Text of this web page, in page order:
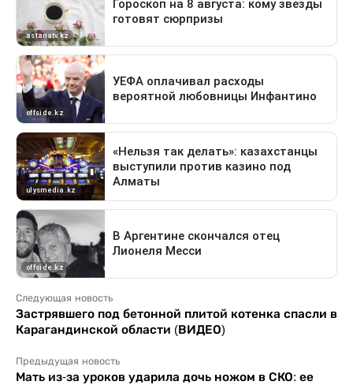
Следующая новость
Застрявшего под бетонной плитой котенка спасли в
Карагандинской области (ВИДЕО)
Предыдущая новость
Мать из-за уроков ударила дочь ножом в СКО: ее